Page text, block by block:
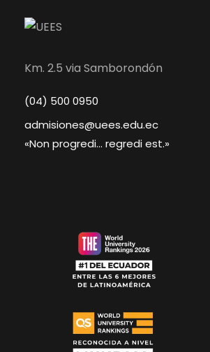
Km. 2.5 via Samborondón
(04) 500 0950
admisiones@uees.edu.ec
«Non progredi... regredi est.»